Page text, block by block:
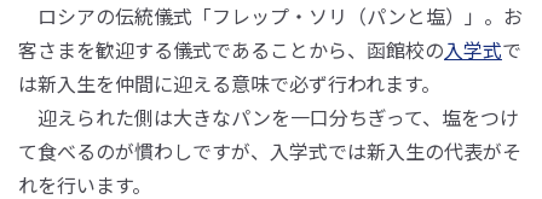
ロシアの伝統儀式「フレップ・ソリ（パンと塩）」。お
客さまを歓迎する儀式であることから、函館校の入学式で
は新入生を仲間に迎える意味で必ず行われます。
迎えられた側は大きなパンを一口分ちぎって、塩をつけ
て食べるのが慣わしですが、入学式では新入生の代表がそ
れを行います。